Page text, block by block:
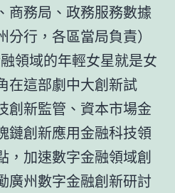
商務局、政務服務數據
行，各區當局負責）
領域的年輕女星就是女
在這部劇中大創新試
創新監管、資本市場金
鏈創新應用金融科技領
，加速數字金融領域創
廣州數字金融創新研討